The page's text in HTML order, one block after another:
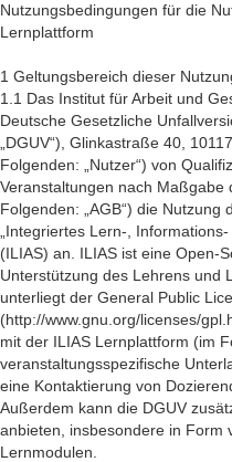
Nutzungsbedingungen für die
Lernplattform
1 Geltungsbereich dieser
1.1 Das Institut für Arbeit und
Deutsche Gesetzliche
„DGUV“), Glinkastraße 40,
Folgenden: „Nutzer“) von
Veranstaltungen nach Maßgabe
Folgenden: „AGB“) die
„Integriertes Lern-,
(ILIAS) an. ILIAS ist eine Open-
Unterstützung des Lehrens und
unterliegt der General Public
(http://www.gnu.org/licenses/
mit der ILIAS Lernplattform (im
veranstaltungsspezifische
eine Kontaktierung von
Außerdem kann die DGUV
anbieten, insbesondere in Form
Lernmodulen.